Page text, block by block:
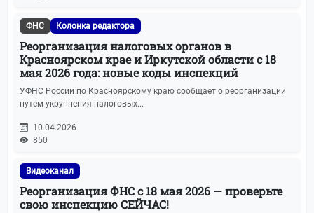
ФНС Колонка редактора
Реорганизация налоговых органов в
Красноярском крае и Иркутской области с 18
мая 2026 года: новые коды инспекций
УФНС России по Красноярскому краю сообщает о реорганизации
путем укрупнения налоговых...
10.04.2026
850
Видеоканал
Реорганизация ФНС с 18 мая 2026 — проверьте
свою инспекцию СЕЙЧАС!